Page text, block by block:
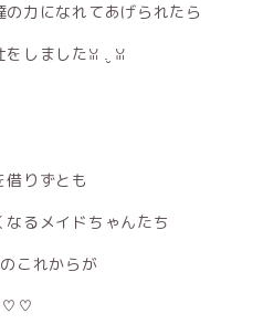
力になれてあげられたら
しましたꈍ .̮ ꈍ
借りずとも
るメイドちゃんたち
これからが
)♡♡